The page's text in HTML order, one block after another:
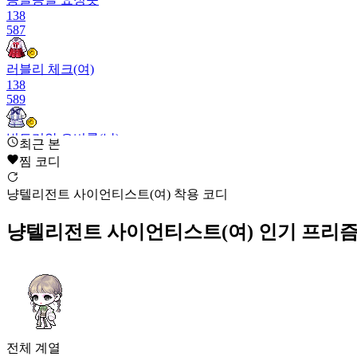
138
587
러블리 체크(여)
138
589
빅토리안 오버롤(남)
137
590
디저트술사
590
냥텔리전트 사이언티스트(여)
136
최근 본
찜 코디
냥텔리전트 사이언티스트(여) 착용 코디
냥텔리전트 사이언티스트(여) 인기 프리
전체 계열